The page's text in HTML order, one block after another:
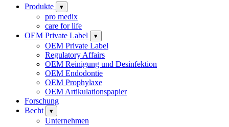
Produkte ▾
pro medix
care for life
OEM Private Label
▾
OEM Private Label
Regulatory Affairs
OEM Reinigung und Desinfektion
OEM Endodontie
OEM Prophylaxe
OEM Artikulationspapier
Forschung
Becht
▾
Unternehmen